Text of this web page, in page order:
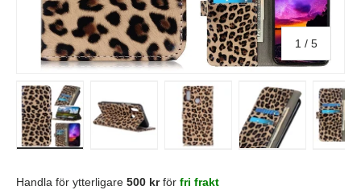
1 / av
5
Handla för ytterligare 500 krför fri frakt